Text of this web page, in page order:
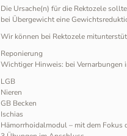
Die Ursache(n) für die Rektozele
bei Übergewicht eine
Wir können bei Rektozele
Reponierung
Wichtiger Hinweis: bei Vernarbungen
LGB
Nieren
GB Becken
Ischias
Hämorrhoidalmodul – mit dem Fokus